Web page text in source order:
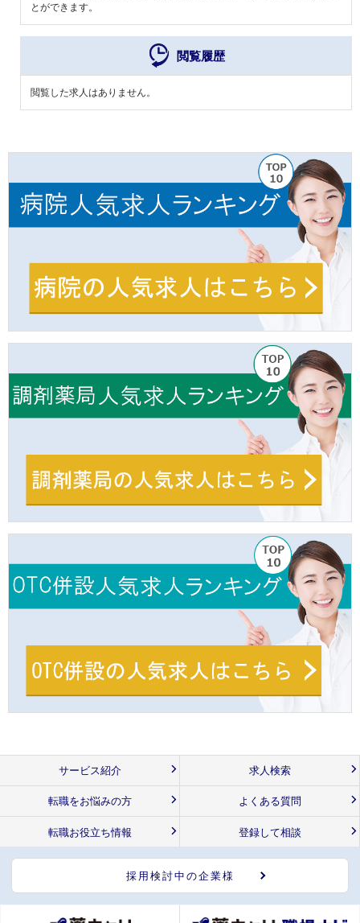
とができます。
閲覧履歴
閲覧した求人はありません。
サービス紹介 求人検索
転職をお悩みの方 よくある質問
転職お役立ち情報 登録して相談
採用検討中の企業様